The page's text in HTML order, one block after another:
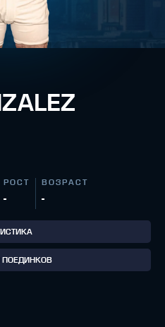
РОСТ
-
ВОЗРАСТ
-
ПОЕДИНКОВ